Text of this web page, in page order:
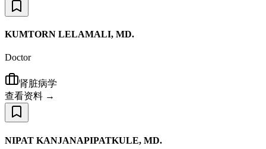
KUMTORN LELAMALI, MD.
Doctor
肾脏病学
查看资料 →
NIPAT KANJANAPIPATKULE, MD.